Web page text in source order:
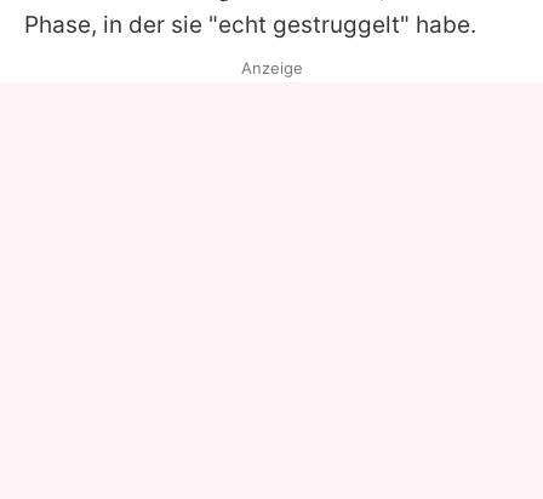
Phase, in der sie "echt gestruggelt" habe.
Anzeige